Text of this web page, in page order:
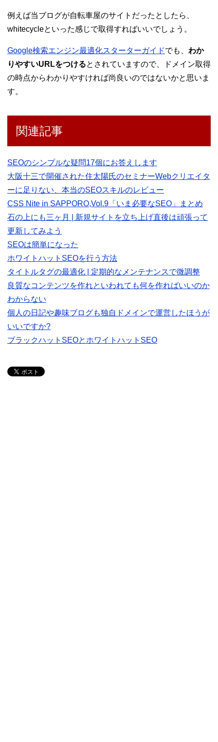
例えば当ブログが自転車屋のサイトだったとしたら、
whitecycleといった感じで取得すればいいでしょう。
Google検索エンジン最適化スターターガイドでも、 わか
りやすいURLをつけるとされていますので、ドメイン取得
の時点からわかりやすければ尚良いのではないかと思いま
す。
関連記事
SEOのシンプルな疑問17個にお答えします
大阪十三で開催された住太陽氏のセミナーWebクリエイタ
ーに足りない、本当のSEOスキルのレビュー
CSS Nite in SAPPORO,Vol.9「いま必要なSEO」まとめ
石の上にも三ヶ月 | 新規サイトを立ち上げ直後は頑張って
更新してみよう
SEOは簡単になった
ホワイトハットSEOを行う方法
タイトルタグの最適化 | 定期的なメンテナンスで微調整
良質なコンテンツを作れといわれても何を作ればいいのか
わからない
個人の日記や趣味ブログも独自ドメインで運営したほうが
いいですか?
ブラックハットSEOとホワイトハットSEO